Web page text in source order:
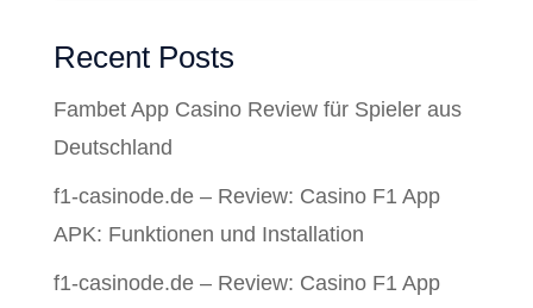
Recent Posts
Fambet App Casino Review für Spieler aus
Deutschland
f1-casinode.de – Review: Casino F1 App
APK: Funktionen und Installation
f1-casinode.de – Review: Casino F1 App